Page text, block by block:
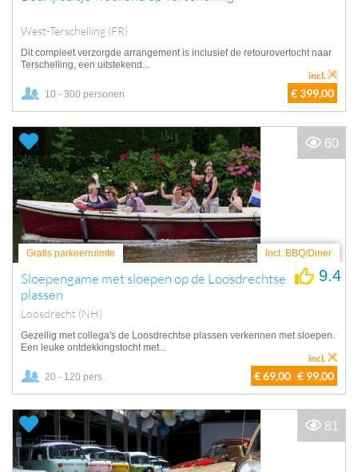
West-Terschelling (FR)
Dit compleet verzorgde arrangement is inclusief de retourovertocht naar
Terschelling, een uitstekend...
10 - 300 personen € 399,00
incl.
Gratis parkeerruimte Incl. BBQ/Diner
Sloepengame met sloepen op de Loosdrechtse
plassen
Loosdrecht (NH)
9.4
Gezellig met collega's de Loosdrechtse plassen verkennen met sloepen.
Een leuke ontdekkingstocht met...
20 - 120 pers. € 69,00 € 99,00
incl.
60
81